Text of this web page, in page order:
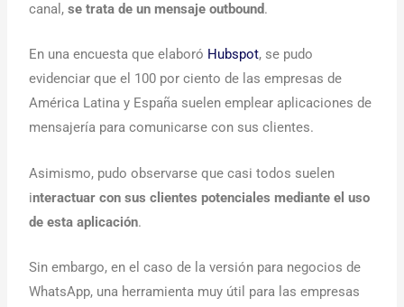
canal,se trata de un mensaje outbound.
En una encuesta que elaboró Hubspot, se pudo
evidenciar que el 100 por ciento de las empresas de
América Latina y España suelen emplear aplicaciones de
mensajería para comunicarse con sus clientes.
Asimismo, pudo observarse que casi todos suelen
interactuar con sus clientes potenciales mediante el uso
de esta aplicación.
Sin embargo, en el caso de la versión para negocios de
WhatsApp, una herramienta muy útil para las empresas